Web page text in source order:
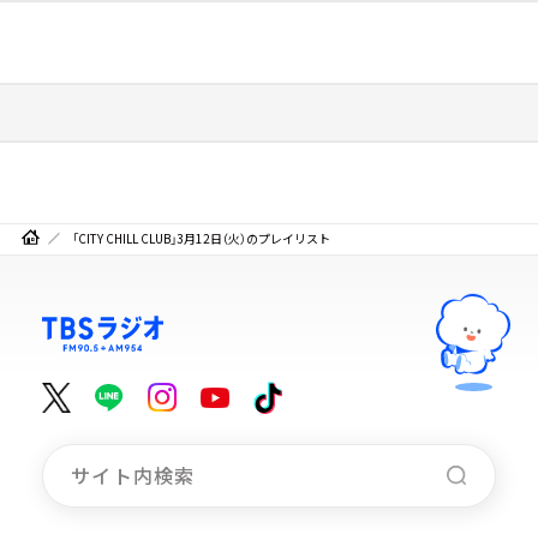
「CITY CHILL CLUB」3月12日（火）のプレイリスト